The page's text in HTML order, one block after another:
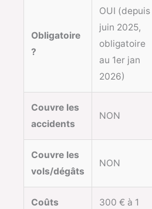
Obligatoire
?
OUI (depuis
juin 2025,
obligatoire
au 1er jan
2026)
Couvre les
accidents
NON
Couvre les
vols/dégâts
NON
Coûts
300 € à 1